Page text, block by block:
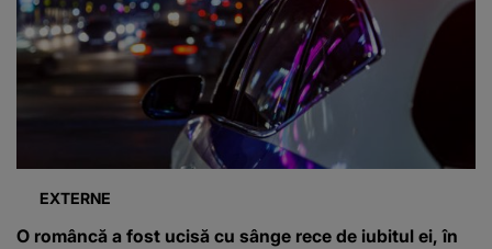
EXTERNE
O româncă a fost ucisă cu sânge rece de iubitul ei, în